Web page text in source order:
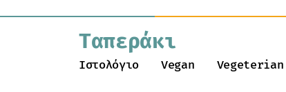
Ταπεράκι
Ιστολόγιο Vegan Vegeterian